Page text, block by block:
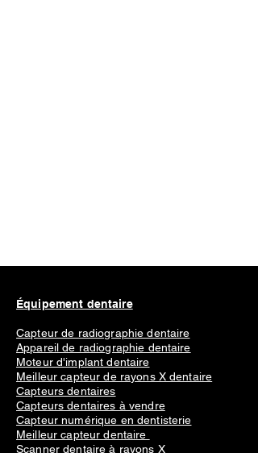
Équipement dentaire
Capteur de radiographie dentaire
Appareil de radiographie dentaire
Moteur d'implant dentaire
Meilleur capteur de rayons X dentaire
Capteurs dentaires
Capteurs dentaires à vendre
Capteur numérique en dentisterie
Meilleur capteur dentaire
Scanner dentaire à rayons X